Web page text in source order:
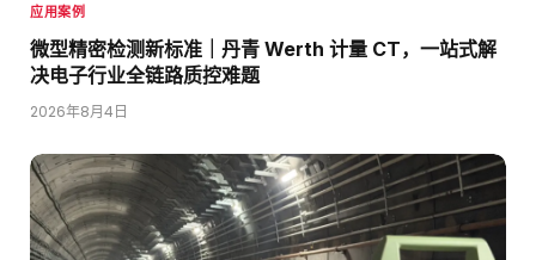
应用案例
微型精密检测新标准｜丹青 Werth 计量 CT，一站式解
决电子行业全链路质控难题
2026年8月4日